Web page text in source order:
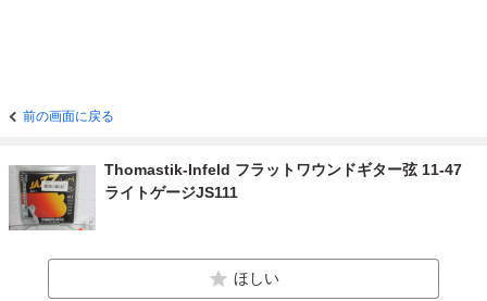
前の画面に戻る
Thomastik-Infeld フラットワウンドギター弦 11-47
ライトゲージJS111
ほしい